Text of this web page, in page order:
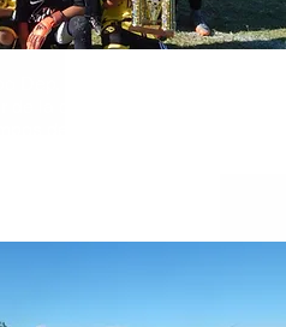
y Elizabeth Miranda